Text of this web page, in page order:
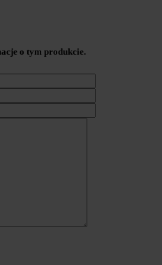
o tym produkcie.